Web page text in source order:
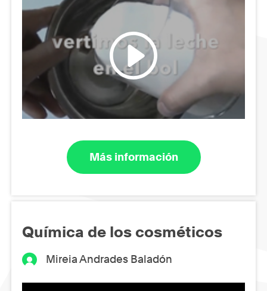
Más información
Química de los cosméticos
Mireia Andrades Baladón